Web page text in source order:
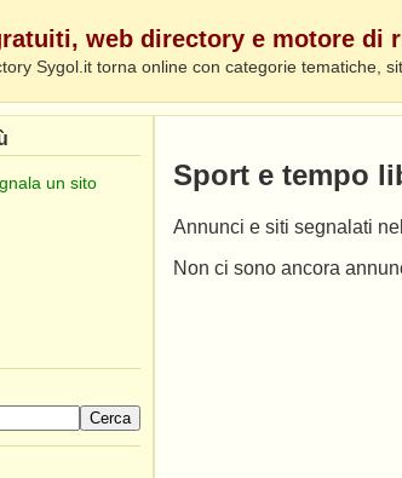
web directory e motore di
Sygol.it torna online con categorie tematiche,
un sito
Cerca
Sport e tempo
Annunci e siti segnalati
Non ci sono ancora